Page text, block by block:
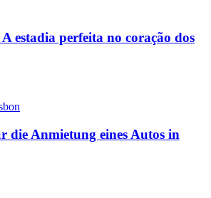
estadia perfeita no coração dos
die Anmietung eines Autos in